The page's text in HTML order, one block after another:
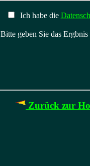
Ich habe die
Bitte geben Sie das
Zurück zur